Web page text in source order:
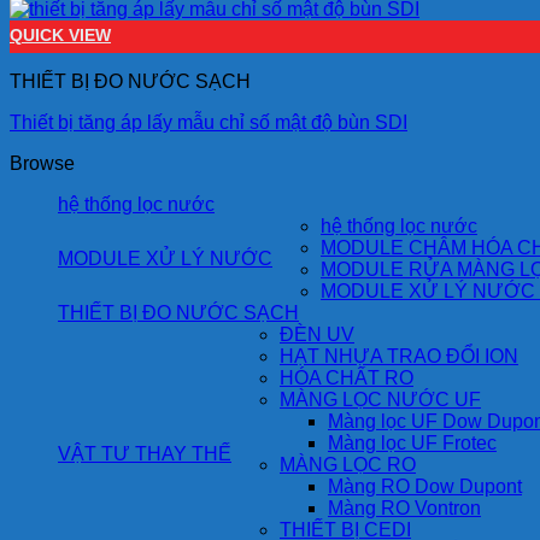
QUICK VIEW
THIẾT BỊ ĐO NƯỚC SẠCH
Thiết bị tăng áp lấy mẫu chỉ số mật độ bùn SDI
Browse
hệ thống lọc nước
MODULE XỬ LÝ NƯỚC
hệ thống lọc nước
MODULE CHÂM HÓA
MODULE RỬA MÀNG
MODULE XỬ LÝ
THIẾT BỊ ĐO NƯỚC SẠCH
VẬT TƯ THAY THẾ
ĐÈN UV
HẠT NHỰA TRAO ĐỔI ION
HÓA CHẤT RO
MÀNG LỌC NƯỚC UF
Màng lọc UF Dow
Màng lọc UF Frotec
MÀNG LỌC RO
Màng RO Dow Dupont
Màng RO Vontron
THIẾT BỊ CEDI